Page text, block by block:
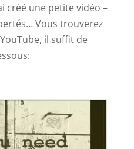
créé une petite vidéo –
Vous trouverez
il suffit de